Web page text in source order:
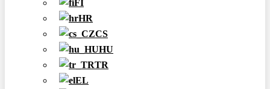
FI
HR
CS
HU
TR
EL